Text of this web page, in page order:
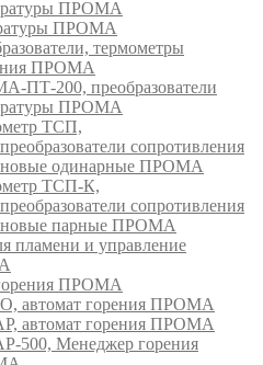
ПРОМА
ПРОМА
термометры
ПРОМА
ПТ-200, преобразователи
ПРОМА
ТСП,
сопротивления
одинарные ПРОМА
ТСП-К,
сопротивления
парные ПРОМА
пламени и управление
ПРОМА
автомат горения ПРОМА
автомат горения ПРОМА
500, Менеджер горения